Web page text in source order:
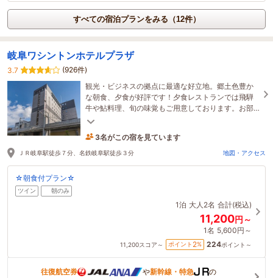
すべての宿泊プランをみる（12件）
岐阜ワシントンホテルプラザ
3.7
(926件)
観光・ビジネスの拠点に最適な好立地。郷土色豊か
な朝食、夕食が好評です！夕食レストランでは飛騨
牛や鮎料理、旬の味覚もご用意しております。お部
屋でお召しあがり頂くお弁当付きプランもございま
3名がこの宿を見ています
1時間前に予約されました
ＪＲ岐阜駅徒歩７分、名鉄岐阜駅徒歩３分 地図・アクセス
☆朝食付プラン☆
ツイン 朝のみ
1泊 大人2名 合計(税込)
11,200円～
1名 5,600円～
11,200スコア～ ポイント 2% 224ポイント～
往復航空券 や新幹線・特急
の